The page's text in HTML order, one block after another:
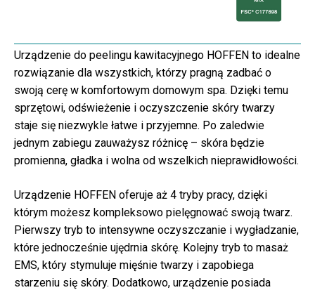
Urządzenie do peelingu kawitacyjnego HOFFEN to idealne
rozwiązanie dla wszystkich, którzy pragną zadbać o
swoją cerę w komfortowym domowym spa. Dzięki temu
sprzętowi, odświeżenie i oczyszczenie skóry twarzy
staje się niezwykle łatwe i przyjemne. Po zaledwie
jednym zabiegu zauważysz różnicę – skóra będzie
promienna, gładka i wolna od wszelkich nieprawidłowości.
Urządzenie HOFFEN oferuje aż 4 tryby pracy, dzięki
którym możesz kompleksowo pielęgnować swoją twarz.
Pierwszy tryb to intensywne oczyszczanie i wygładzanie,
które jednocześnie ujędrnia skórę. Kolejny tryb to masaż
EMS, który stymuluje mięśnie twarzy i zapobiega
starzeniu się skóry. Dodatkowo, urządzenie posiada